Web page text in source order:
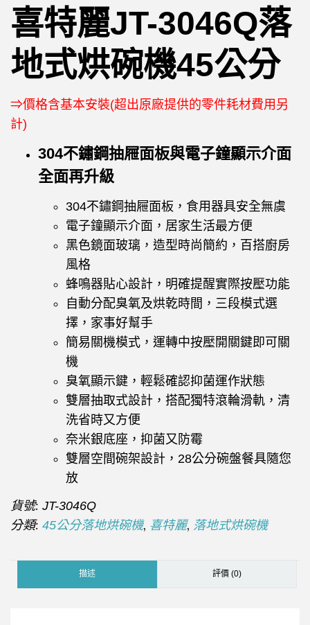
喜特麗JT-3046Q落
地式烘碗機45公分
⇒價格含基本安裝(超出原廠提供的零件耗材費用另
計)
304不鏽鋼抽屜面板與電子鐘顯示介面
全面再升級
304不鏽鋼抽屜面板，食用器具安全無虞
電子鐘顯示介面，居家生活最方便
黑色鏡面玻璃，造型時尚簡約，百搭廚房
風格
蜂鳴器貼心設計，明確提醒實際按壓功能
自動分配臭氧及烘乾時間，三段模式選
擇，家事好幫手
簡易關機模式，運轉中按壓開關鍵即可關
機
臭氧顯示鍵，輕鬆確認抑菌運作狀態
雙層抽取式設計，搭配獨特滾輪滑軌，清
洗省時又方便
奈米銀底座，抑菌又防霉
雙層空間碗架設計， 28公分碗盤餐具隨您
放
貨號: JT-3046Q
分類: 45公分落地烘碗機, 喜特麗, 落地式烘碗機
描述 評價 (0)